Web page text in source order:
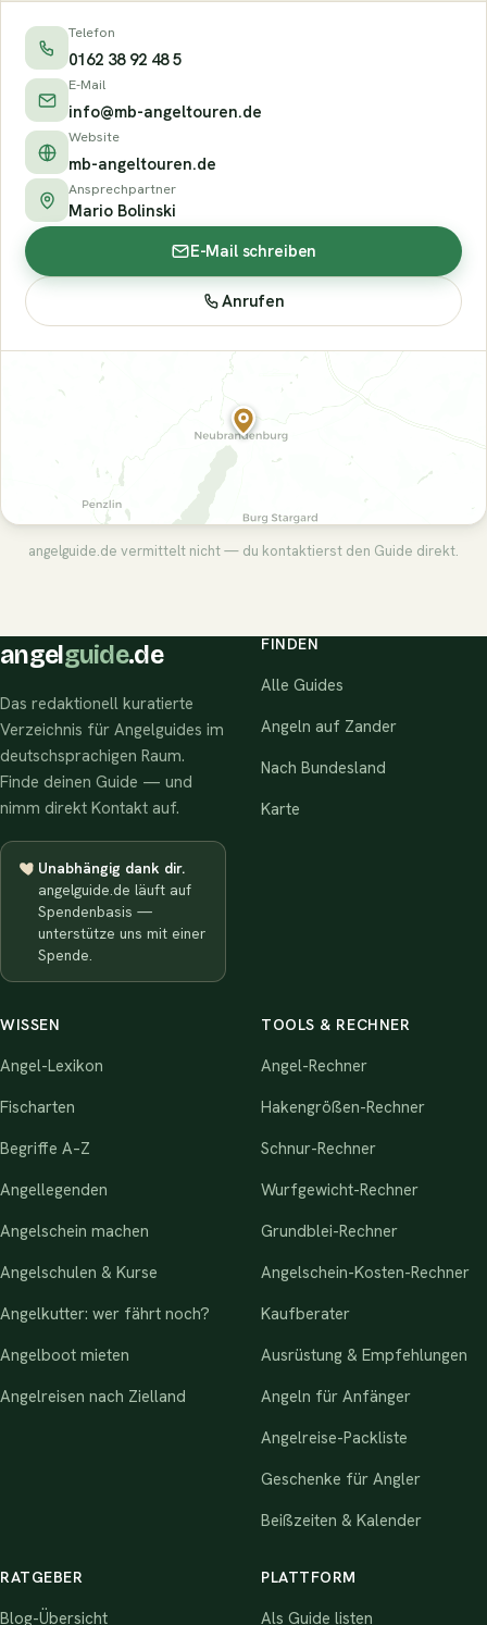
Telefon
0162 38 92 48 5
E-Mail
info@mb-angeltouren.de
Website
mb-angeltouren.de
Ansprechpartner
Mario Bolinski
E-Mail schreiben
Anrufen
angelguide.de vermittelt nicht — du kontaktierst den Guide direkt.
angel guide.de
Das redaktionell kuratierte
Verzeichnis für Angelguides im
deutschsprachigen Raum.
Finde deinen Guide — und
nimm direkt Kontakt auf.
Unabhängig dank dir.
angelguide.de läuft auf
Spendenbasis —
unterstütze uns mit einer
Spende.
FINDEN
Alle Guides
Angeln auf Zander
Nach Bundesland
Karte
WISSEN
Angel-Lexikon
Fischarten
Begriffe A–Z
Angellegenden
Angelschein machen
Angelschulen & Kurse
Angelkutter: wer fährt noch?
Angelboot mieten
Angelreisen nach Zielland
TOOLS & RECHNER
Angel-Rechner
Hakengrößen-Rechner
Schnur-Rechner
Wurfgewicht-Rechner
Grundblei-Rechner
Angelschein-Kosten-Rechner
Kaufberater
Ausrüstung & Empfehlungen
Angeln für Anfänger
Angelreise-Packliste
Geschenke für Angler
Beißzeiten & Kalender
RATGEBER
Blog-Übersicht
PLATTFORM
Als Guide listen